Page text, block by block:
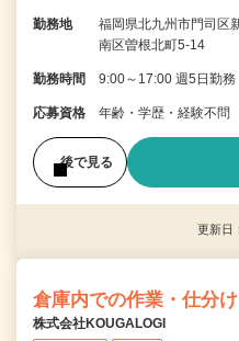
勤務地
福岡県北九州市門司区
南区曽根北町5-14
勤務時間 9:00～17:00 週5日勤務
応募資格 年齢・学歴・経験不問
後で見る
更新日
倉庫内での作業・仕分
株式会社KOUGALOGI